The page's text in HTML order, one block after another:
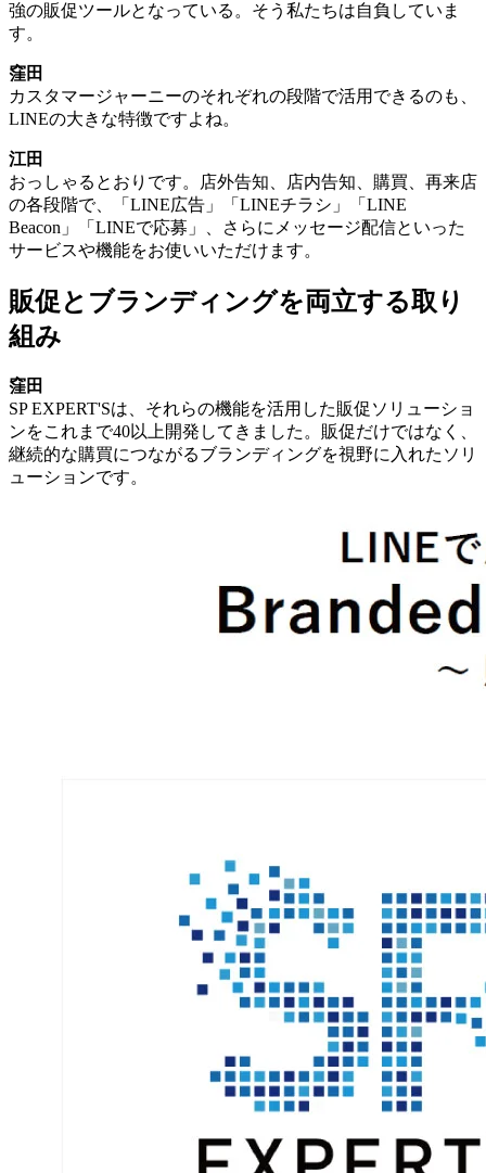
強の販促ツールとなっている。そう私たちは自負していま
す。
窪田
カスタマージャーニーのそれぞれの段階で活用できるのも、
LINEの大きな特徴ですよね。
江田
おっしゃるとおりです。店外告知、店内告知、購買、再来店
の各段階で、「LINE広告」「LINEチラシ」「LINE
Beacon」「LINEで応募」、さらにメッセージ配信といった
サービスや機能をお使いいただけます。
販促とブランディングを両立する取り
組み
窪田
SP EXPERT'Sは、それらの機能を活用した販促ソリューショ
ンをこれまで40以上開発してきました。販促だけではなく、
継続的な購買につながるブランディングを視野に入れたソリ
ューションです。